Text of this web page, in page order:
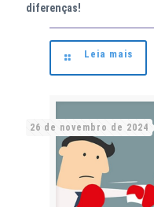
diferenças!
Leia mais
26 de novembro de 2024